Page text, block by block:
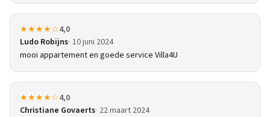
★★★★☆4,0
Ludo Robijns 10 juni 2024
mooi appartement en goede service Villa4U
★★★★☆4,0
Christiane Govaerts 22 maart 2024